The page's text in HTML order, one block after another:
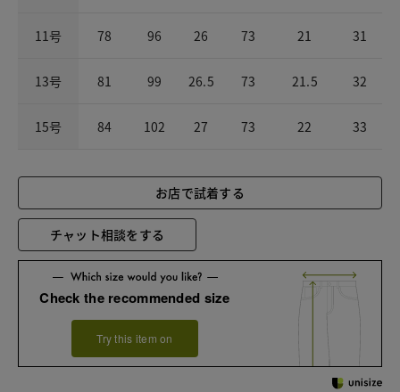
11号 78 96 26 73 21 31
13号 81 99 26.5 73 21.5 32
15号 84 102 27 73 22 33
お店で試着する
チャット相談をする
Check the recommended size
Try this item on